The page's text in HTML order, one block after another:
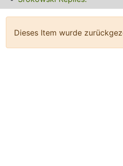
Statistiken
Dieses Item wurde